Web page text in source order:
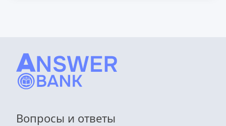
Вопросы и ответы